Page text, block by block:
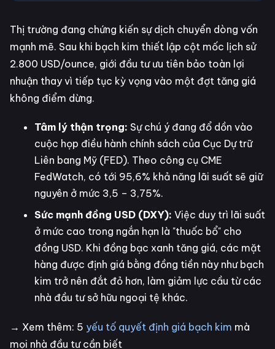
Thị trường đang chứng kiến sự dịch chuyển dòng vốn
mạnh mẽ. Sau khi bạch kim thiết lập cột mốc lịch sử
2.800 USD/ounce, giới đầu tư ưu tiên bảo toàn lợi
nhuận thay vì tiếp tục kỳ vọng vào một đợt tăng giá
không điểm dừng.
Tâm lý thận trọng: Sự chú ý đang đổ dồn vào
cuộc họp điều hành chính sách của Cục Dự trữ
Liên bang Mỹ (FED). Theo công cụ CME
FedWatch, có tới 95,6% khả năng lãi suất sẽ giữ
nguyên ở mức 3,5 – 3,75%.
Sức mạnh đồng USD (DXY): Việc duy trì lãi suất
ở mức cao trong ngắn hạn là "thuốc bổ" cho
đồng USD. Khi đồng bạc xanh tăng giá, các mặt
hàng được định giá bằng đồng tiền này như bạch
kim trở nên đắt đỏ hơn, làm giảm lực cầu từ các
nhà đầu tư sở hữu ngoại tệ khác.
→ Xem thêm: 5 yếu tố quyết định giá bạch kim mà
mọi nhà đầu tư cần biết